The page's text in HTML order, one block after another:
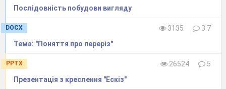
Поставивши опорну ніжку циркуля в точку
Послідовність побудови вигляду
DOCX 3135
3.7
Тема: "Поняття про переріз"
PPTX 26524
5
Презентація з креслення "Ескіз"